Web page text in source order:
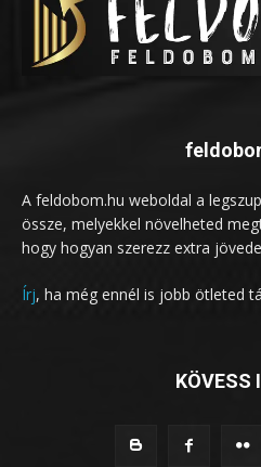
A feldobom.hu weboldal a
össze, melyekkel növelheted
hogy hogyan szerezz extra
Írj, ha még ennél is jobb ötleted
KÖVESS